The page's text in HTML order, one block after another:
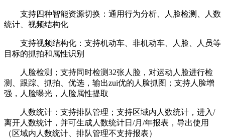
支持四种智能资源切换：通用行为分析、人脸检测、人数
统计、视频结构化
支持视频结构化：支持机动车、非机动车、人脸、人员等
目标的抓拍和属性识别
人脸检测；支持同时检测32张人脸，对运动人脸进行检
测、跟踪、抓拍、优选，输出zui优的人脸抓图；支持人脸增
强，人脸曝光，人脸属性提取
人数统计：支持排队管理；支持区域内人数统计，进入/
离开人数统计，并可生成人数统计日/月/年报表，导出使用
（区域内人数统计、排队管理不支持报表）